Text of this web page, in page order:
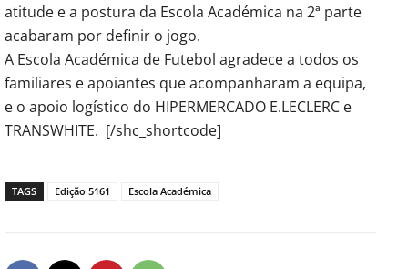
atitude e a postura da Escola Académica na 2ª parte
acabaram por definir o jogo.
A Escola Académica de Futebol agradece a todos os
familiares e apoiantes que acompanharam a equipa,
e o apoio logístico do HIPERMERCADO E.LECLERC e
TRANSWHITE. [/shc_shortcode]
TAGS Edição 5161 Escola Académica